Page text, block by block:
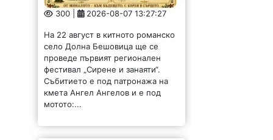
300 | 2026-08-07 13:27:27
На 22 август в китното романско
село Долна Бешовица ще се
проведе първият регионален
фестивал „Сирене и занаяти“.
Събитието е под патронажа на
кмета Ангел Ангелов и е под
мотото:...